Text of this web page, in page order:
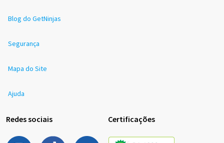
Blog do GetNinjas
Segurança
Mapa do Site
Ajuda
Redes sociais Certificações